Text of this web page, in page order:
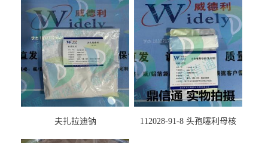
夫扎拉迪钠
112028-91-8 头孢噻利母核